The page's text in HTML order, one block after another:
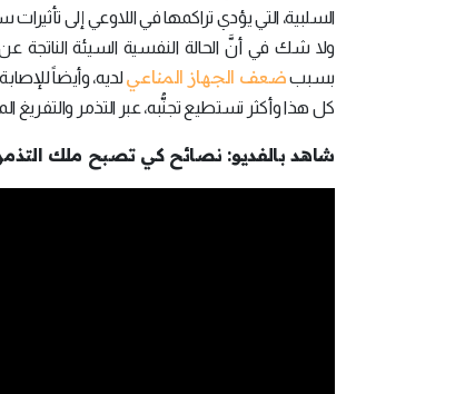
السلبية، التي يؤدي تراكمها في اللاوعي إلى
ولا شك في أنَّ الحالة النفسية السيئة الناتجة
بسببضعف الجهاز المناعي لديه، وأيضاً
كل هذا وأكثر تستطيع تجنُّبه، عبر التذمر
شاهد بالفديو: نصائح كي تصبح ملك